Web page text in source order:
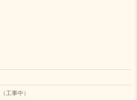
工事中）